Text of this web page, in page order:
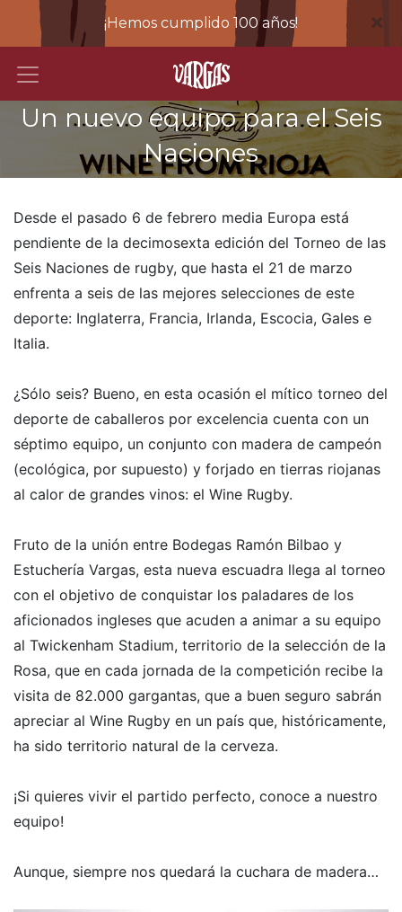
¡Hemos cumplido 100 años! ×
Un nuevo equipo para el Seis
Naciones
Desde el pasado 6 de febrero media Europa está
pendiente de la decimosexta edición del Torneo de las
Seis Naciones de rugby, que hasta el 21 de marzo
enfrenta a seis de las mejores selecciones de este
deporte: Inglaterra, Francia, Irlanda, Escocia, Gales e
Italia.
¿Sólo seis? Bueno, en esta ocasión el mítico torneo del
deporte de caballeros por excelencia cuenta con un
séptimo equipo, un conjunto con madera de campeón
(ecológica, por supuesto) y forjado en tierras riojanas
al calor de grandes vinos: el Wine Rugby.
Fruto de la unión entre Bodegas Ramón Bilbao y
Estuchería Vargas, esta nueva escuadra llega al torneo
con el objetivo de conquistar los paladares de los
aficionados ingleses que acuden a animar a su equipo
al Twickenham Stadium, territorio de la selección de la
Rosa, que en cada jornada de la competición recibe la
visita de 82.000 gargantas, que a buen seguro sabrán
apreciar al Wine Rugby en un país que, históricamente,
ha sido territorio natural de la cerveza.
¡Si quieres vivir el partido perfecto, conoce a nuestro
equipo!
Aunque, siempre nos quedará la cuchara de madera…